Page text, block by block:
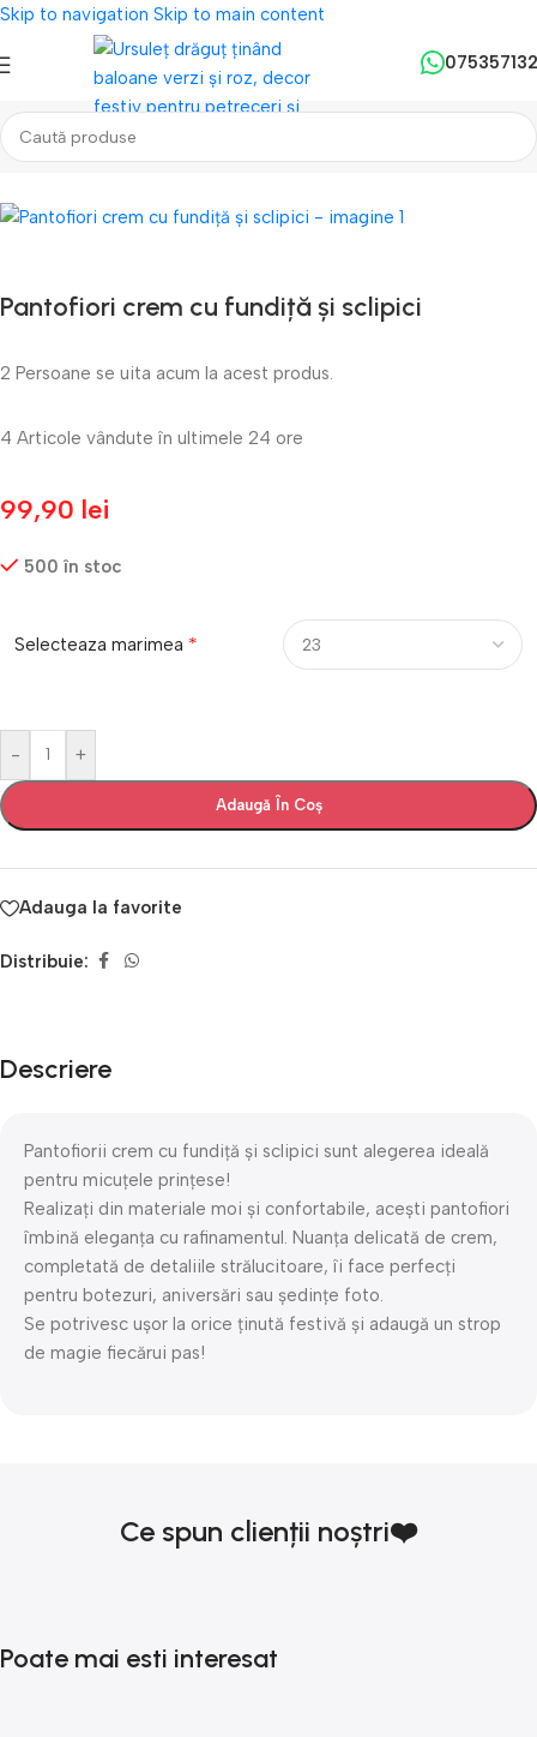
Skip to navigation Skip to main content
Prima pagină/Incaltaminte/Incaltaminte pentru fete
Pantofiori crem cu fundiță și sclipici
2 Persoane se uita acum la acest produs.
4 Articole vândute în ultimele 24 ore
99,90 lei
500 în stoc
Selecteaza marimea *
- +
Adaugă În Coș
Adauga la favorite
Distribuie:
Descriere
Pantofiorii crem cu fundiță și sclipici sunt alegerea ideală
pentru micuțele prințese!
Realizați din materiale moi și confortabile, acești pantofiori
îmbină eleganța cu rafinamentul. Nuanța delicată de crem,
completată de detaliile strălucitoare, îi face perfecți
pentru botezuri, aniversări sau ședințe foto.
Se potrivesc ușor la orice ținută festivă și adaugă un strop
de magie fiecărui pas!
Ce spun clienții noștri❤️
Poate mai esti interesat